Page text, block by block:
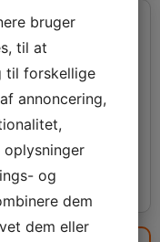
inkl.
bruger
til at
til forskellige
annoncering,
og
dem
dem eller